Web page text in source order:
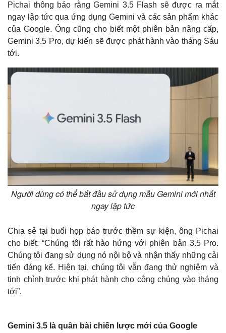
Pichai thông báo rằng Gemini 3.5 Flash sẽ được ra mắt
ngay lập tức qua ứng dụng Gemini và các sản phẩm khác
của Google. Ông cũng cho biết một phiên bản nâng cấp,
Gemini 3.5 Pro, dự kiến sẽ được phát hành vào tháng Sáu
tới.
Người dùng có thể bắt đầu sử dụng mẫu Gemini mới nhất
ngay lập tức
Chia sẻ tại buổi họp báo trước thềm sự kiện, ông Pichai
cho biết: “Chúng tôi rất hào hứng với phiên bản 3.5 Pro.
Chúng tôi đang sử dụng nó nội bộ và nhận thấy những cải
tiến đáng kể. Hiện tại, chúng tôi vẫn đang thử nghiệm và
tinh chỉnh trước khi phát hành cho công chúng vào tháng
tới”.
Gemini 3.5 là quân bài chiến lược mới của Google